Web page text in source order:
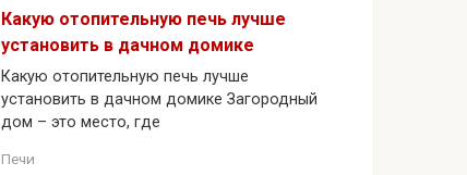
Какую отопительную печь лучше
установить в дачном домике
Какую отопительную печь лучше
установить в дачном домике Загородный
дом – это место, где
Печи